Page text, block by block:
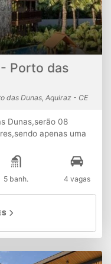
Porto das
das Dunas, Aquiraz - CE
Dunas,serão 08
apenas uma
sala em
e hall
Área de lazer
gourmet, sauna.
5 banh. 4 vagas